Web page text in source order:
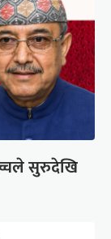
सुरुदेखि